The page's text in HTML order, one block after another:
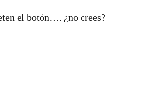
el botón…. ¿no crees?